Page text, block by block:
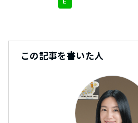
この記事を書いた人